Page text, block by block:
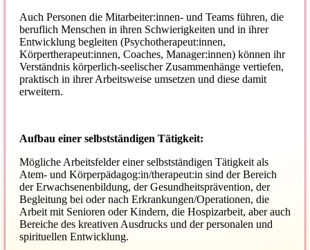
Auch Personen die Mitarbeiter:innen- und Teams führen, die
beruflich Menschen in ihren Schwierigkeiten und in ihrer
Entwicklung begleiten (Psychotherapeut:innen,
Körpertherapeut:innen, Coaches, Manager:innen) können ihr
Verständnis körperlich-seelischer Zusammenhänge vertiefen,
praktisch in ihrer Arbeitsweise umsetzen und diese damit
erweitern.
Aufbau einer selbstständigen Tätigkeit:
Mögliche Arbeitsfelder einer selbstständigen Tätigkeit als
Atem- und Körperpädagog:in/therapeut:in sind der Bereich
der Erwachsenenbildung, der Gesundheitsprävention, der
Begleitung bei oder nach Erkrankungen/Operationen, die
Arbeit mit Senioren oder Kindern, die Hospizarbeit, aber auch
Bereiche des kreativen Ausdrucks und der personalen und
spirituellen Entwicklung.